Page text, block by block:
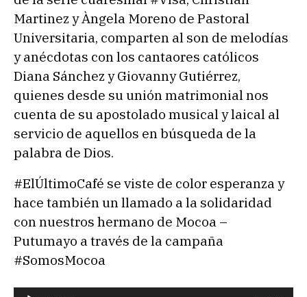
Martinez y Àngela Moreno de Pastoral
Universitaria, comparten al son de melodías
y anécdotas con los cantaores católicos
Diana Sánchez y Giovanny Gutiérrez,
quienes desde su unión matrimonial nos
cuenta de su apostolado musical y laical al
servicio de aquellos en búsqueda de la
palabra de Dios.
#ElÚltimoCafé se viste de color esperanza y
hace también un llamado a la solidaridad
con nuestros hermano de Mocoa –
Putumayo a través de la campaña
#SomosMocoa